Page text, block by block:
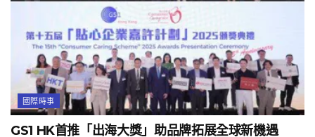
國際時事
GS1 HK首推「出海大獎」助品牌拓展全球新機遇